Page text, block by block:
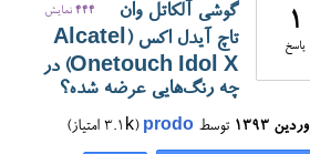
1
پاسخ
444 نمایش
گوشی آلکاتل وان
تاچ آیدل اکس (Alcatel
Onetouch Idol X) در
چه رنگ‌هایی عرضه شده؟
توسط prodo
(
3.1k امتیاز)